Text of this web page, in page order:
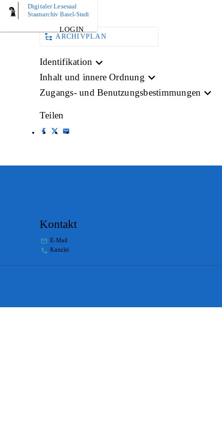
Digitaler Lesesaal
Staatsarchiv Basel-Stadt
LOGIN
BILD
ARCHIVPLAN
Identifikation
Inhalt und innere Ordnung
Zugangs- und Benutzungsbestimmungen
Teilen
Kontakt
E-Mail
Kanzlei